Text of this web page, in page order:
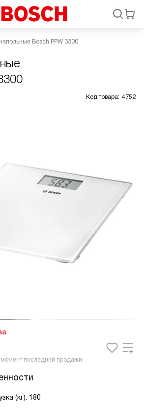
Bosch PPW 3300
Код товара: 4752
момент последней продажи
(кг): 180